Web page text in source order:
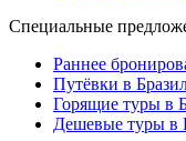
Специальные
Раннее
Путёвки в
Горящие туры в
Дешевые туры в